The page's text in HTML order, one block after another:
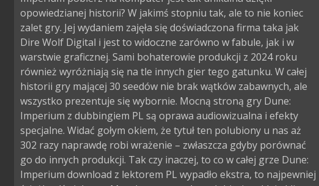
opowiedzianej historii? W jakimś stopniu tak, ale to nie koniec
zalet gry. Jej wydaniem zajęła się doświadczona firma taka jak
Dire Wolf Digital i jest to widoczne zarówno w fabule, jak i w
warstwie graficznej. Sami bohaterowie produkcji z 2024 roku
również wyróżniają się na tle innych gier tego gatunku. W całej
historii gry mającej 30 seedów nie brak wątków zabawnych, ale
wszystko prezentuje się wybornie. Mocną stroną gry Dune:
Imperium z dubbingiem PL są oprawa audiowizualna i efekty
specjalne. Widać gołym okiem, że tytuł ten polubiony u nas aż
302 razy naprawdę robi wrażenie – zwłaszcza gdyby porównać
go do innych produkcji. Tak czy inaczej, to co w całej grze Dune:
Imperium download z lektorem PL wypadło ekstra, to najpewniej